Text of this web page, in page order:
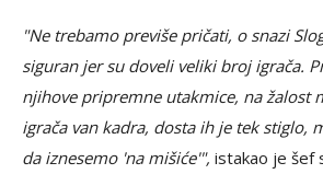
"Ne trebamo previše pričati, o snazi
siguran jer su doveli veliki broj igrača.
njihove pripremne utakmice, na žalost
igrača van kadra, dosta ih je tek stiglo,
da iznesemo 'na mišiće'", istakao je šef